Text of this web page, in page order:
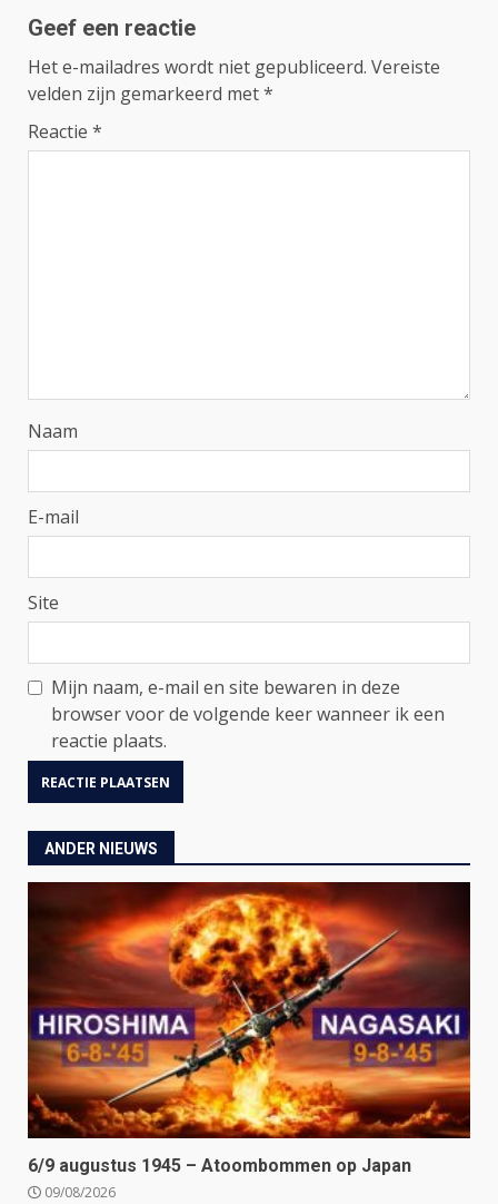
Geef een reactie
Het e-mailadres wordt niet gepubliceerd. Vereiste
velden zijn gemarkeerd met*
Reactie *
Naam
E-mail
Site
Mijn naam, e-mail en site bewaren in deze
browser voor de volgende keer wanneer ik een
reactie plaats.
ANDER NIEUWS
6/9 augustus 1945 – Atoombommen op Japan
09/08/2026